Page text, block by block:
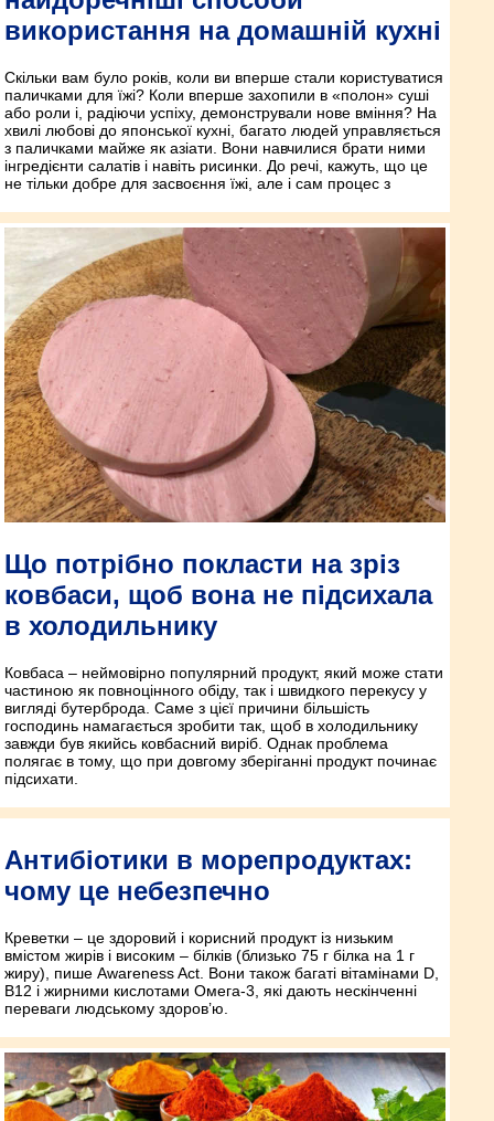
використання на домашній кухні
Скільки вам було років, коли ви вперше стали користуватися
паличками для їжі? Коли вперше захопили в «полон» суші
або роли і, радіючи успіху, демонстрували нове вміння? На
хвилі любові до японської кухні, багато людей управляється
з паличками майже як азіати. Вони навчилися брати ними
інгредієнти салатів і навіть рисинки. До речі, кажуть, що це
не тільки добре для засвоєння їжі, але і сам процес з
Що потрібно покласти на зріз
ковбаси, щоб вона не підсихала
в холодильнику
Ковбаса – неймовірно популярний продукт, який може стати
частиною як повноцінного обіду, так і швидкого перекусу у
вигляді бутерброда. Саме з цієї причини більшість
господинь намагається зробити так, щоб в холодильнику
завжди був якийсь ковбасний виріб. Однак проблема
полягає в тому, що при довгому зберіганні продукт починає
підсихати.
Антибіотики в морепродуктах:
чому це небезпечно
Креветки – це здоровий і корисний продукт із низьким
вмістом жирів і високим – білків (близько 75 г білка на 1 г
жиру), пише Awareness Act. Вони також багаті вітамінами D,
B12 і жирними кислотами Омега-3, які дають нескінченні
переваги людському здоров’ю.